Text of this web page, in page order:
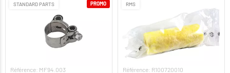
STANDARD PARTS
Référence: MF94.003
PROMO RMS
Référence: R100720010